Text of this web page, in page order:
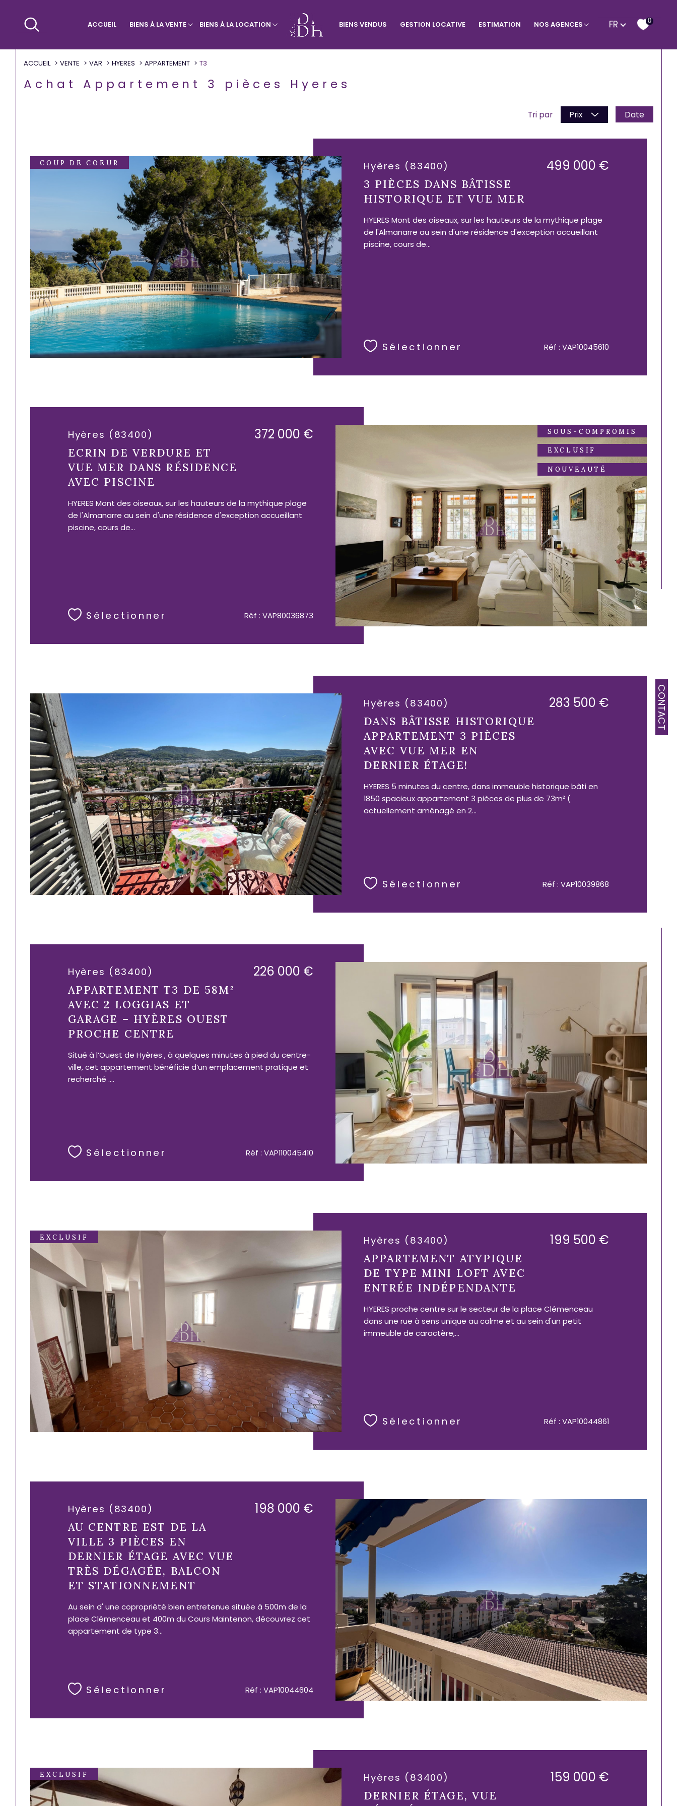
ACCUEIL BIENS À LA VENTE
Maisons & Villas Appartement Terrains Programmes neufs
BIENS À LA LOCATION
Villa Appartement
BIENS VENDUS GESTION LOCATIVE ESTIMATION NOS AGENCES
Qui sommes-nous ? Visiter le site de l'agence du village à Bormes
Langue
FR 0
CONTACT
ACCUEIL VENTE VAR HYERES APPARTEMENT T3
Achat Appartement 3 pièces Hyeres
Tri par Prix Date
Hyères (83400)
3 PIÈCES DANS BÂTISSE
HISTORIQUE ET VUE MER
499 000 €
HYERES Mont des oiseaux, sur les hauteurs de la mythique plage
de l'Almanarre au sein d'une résidence d'exception accueillant
piscine, cours de...
Sélectionner Réf : VAP10045610
COUP DE COEUR
Hyères (83400)
ECRIN DE VERDURE ET
VUE MER DANS RÉSIDENCE
AVEC PISCINE
372 000 €
HYERES Mont des oiseaux, sur les hauteurs de la mythique plage
de l'Almanarre au sein d'une résidence d'exception accueillant
piscine, cours de...
Sélectionner Réf : VAP80036873
SOUS-COMPROMIS
EXCLUSIF
NOUVEAUTÉ
Hyères (83400)
DANS BÂTISSE HISTORIQUE
APPARTEMENT 3 PIÈCES
AVEC VUE MER EN
DERNIER ÉTAGE!
283 500 €
HYERES 5 minutes du centre, dans immeuble historique bâti en
1850 spacieux appartement 3 pièces de plus de 73m² (
actuellement aménagé en 2...
Sélectionner Réf : VAP10039868
Hyères (83400)
APPARTEMENT T3 DE 58M²
AVEC 2 LOGGIAS ET
GARAGE – HYÈRES OUEST
PROCHE CENTRE
226 000 €
Situé à l’Ouest de Hyères , à quelques minutes à pied du centre-
ville, cet appartement bénéficie d’un emplacement pratique et
recherché ....
Sélectionner Réf : VAP110045410
Hyères (83400)
APPARTEMENT ATYPIQUE
DE TYPE MINI LOFT AVEC
ENTRÉE INDÉPENDANTE
199 500 €
HYERES proche centre sur le secteur de la place Clémenceau
dans une rue à sens unique au calme et au sein d'un petit
immeuble de caractère,...
Sélectionner Réf : VAP10044861
EXCLUSIF
Hyères (83400)
AU CENTRE EST DE LA
VILLE 3 PIÈCES EN
DERNIER ÉTAGE AVEC VUE
TRÈS DÉGAGÉE, BALCON
ET STATIONNEMENT
198 000 €
Au sein d' une copropriété bien entretenue située à 500m de la
place Clémenceau et 400m du Cours Maintenon, découvrez cet
appartement de type 3...
Sélectionner Réf : VAP10044604
Hyères (83400)
DERNIER ÉTAGE, VUE
159 000 €
EXCLUSIF